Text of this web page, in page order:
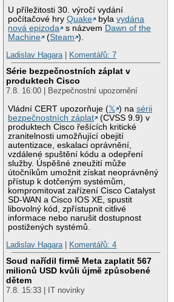
U příležitosti 30. výročí vydání
počítačové hryQuake bylavydána
nová epizoda
s názvem Dawn of the
Machine
(Steam ).
Ladislav Hagara| Komentářů: 7
Série bezpečnostních záplat v
produktech Cisco
7.8. 16:00 | Bezpečnostní upozornění
Vládní CERT upozorňuje (𝕏 ) nasérii
bezpečnostních záplat
(CVSS 9.9) v
produktech Cisco řešících kritické
zranitelnosti umožňující obejití
autentizace, eskalaci oprávnění,
vzdálené spuštění kódu a odepření
služby. Úspěšné zneužití může
útočníkům umožnit získat neoprávněný
přístup k dotčeným systémům,
kompromitovat zařízení Cisco Catalyst
SD-WAN a Cisco IOS XE, spustit
libovolný kód, zpřístupnit citlivé
informace nebo narušit dostupnost
postižených systémů.
Ladislav Hagara| Komentářů: 4
Soud nařídil firmě Meta zaplatit 567
milionů USD kvůli újmě způsobené
dětem
7.8. 15:33 | IT novinky